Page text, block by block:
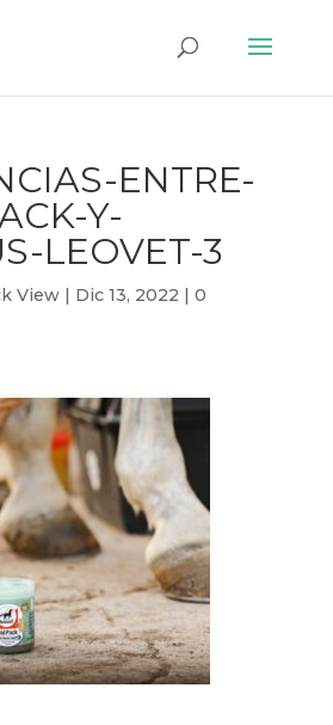
ENTRE-
Y-
LEOVET-3
View| Dic 13, 2022 | 0